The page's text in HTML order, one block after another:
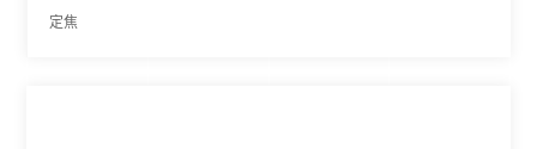
定焦